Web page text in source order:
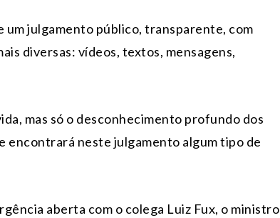
um julgamento público, transparente, com
diversas: vídeos, textos, mensagens,
mas só o desconhecimento profundo dos
encontrará neste julgamento algum tipo de
aberta com o colega Luiz Fux, o ministro